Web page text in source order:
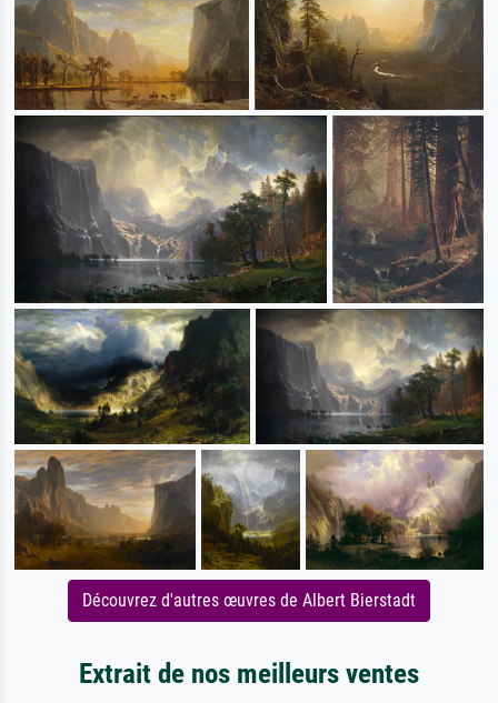
Découvrez d'autres œuvres de Albert Bierstadt
Extrait de nos meilleurs ventes